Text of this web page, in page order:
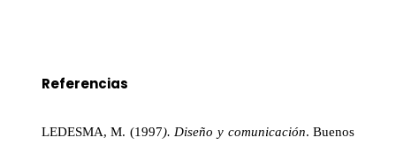
Referencias
LEDESMA, M. (1997). Diseño y comunicación. Buenos